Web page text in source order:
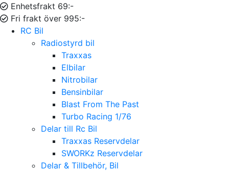
Enhetsfrakt 69:-
Fri frakt över 995:-
RC Bil
Radiostyrd bil
Traxxas
Elbilar
Nitrobilar
Bensinbilar
Blast From The Past
Turbo Racing 1/76
Delar till Rc Bil
Traxxas Reservdelar
SWORKz Reservdelar
Delar & Tillbehör, Bil